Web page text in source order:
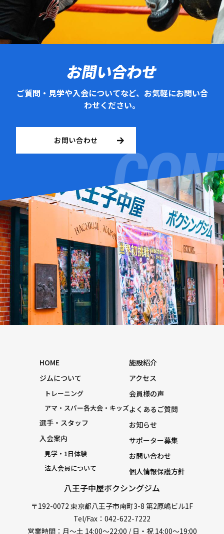
お問い合わせ
ご質問・見学や入会についてなど、お気軽にお問い合
わせください。
お問い合わせ
八王子中屋ボクシングジム
〒192-0072 東京都八王子市南町3-8 第2原嶋ビル1F
Tel/Fax：042-622-7222
営業時間：月〜土 14:00〜22:00 / 日・祝 14:00〜19:00
HOME
ジムについて
トレーニング
アマ・スパー各大会・キッズ
選手・スタッフ
入会案内
見学・1日体験
法人会員について
施設紹介
アクセス
会員様の声
よくあるご質問
お知らせ
サポーター募集
お問い合わせ
個人情報保護方針